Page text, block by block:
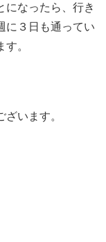
になったら、行き
に３日も通ってい
。
います。